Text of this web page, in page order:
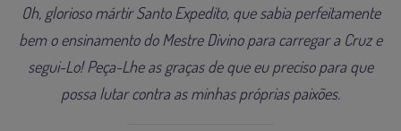
Oh, glorioso mártir Santo Expedito, que sabia perfeitamente
bem o ensinamento do Mestre Divino para carregar a Cruz e
segui-Lo! Peça-Lhe as graças de que eu preciso para que
possa lutar contra as minhas próprias paixões.